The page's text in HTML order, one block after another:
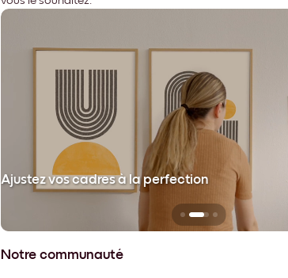
Ajustez vos cadres à la perfection
Notre communauté